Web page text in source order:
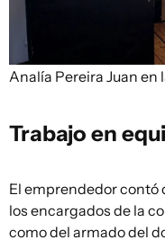
Analía Pereira Juan en
Trabajo en
El emprendedor contó
los encargados de la
como del armado del